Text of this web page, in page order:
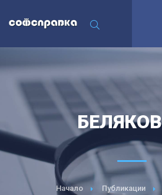
Начало Публикации